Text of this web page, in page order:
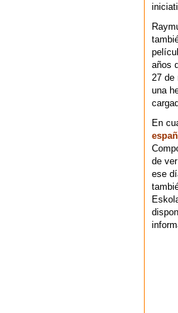
años
27 de
una
En
de
ese